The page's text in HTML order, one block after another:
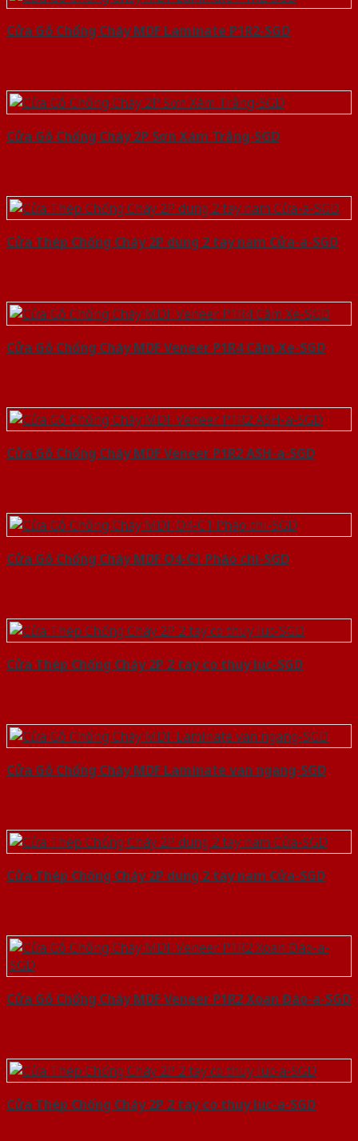
Cửa Gỗ Chống Cháy MDF Laminate P1R2-SGD
Cửa Gỗ Chống Cháy 2P Sơn Xám Trắng-SGD
Cửa Thép Chống Cháy 2P dung 2 tay nam Cửa-a-SGD
Cửa Gỗ Chống Cháy MDF Veneer P1R4 Căm Xe-SGD
Cửa Gỗ Chống Cháy MDF Veneer P1R2 ASH-a-SGD
Cửa Gỗ Chống Cháy MDF O4-C1 Phào chi-SGD
Cửa Thép Chống Cháy 2P 2 tay co thuy luc-SGD
Cửa Gỗ Chống Cháy MDF Laminate van ngang-SGD
Cửa Thép Chống Cháy 2P dung 2 tay nam Cửa-SGD
Cửa Gỗ Chống Cháy MDF Veneer P1R2 Xoan Đào-a-SGD
Cửa Thép Chống Cháy 2P 2 tay co thuy luc-a-SGD